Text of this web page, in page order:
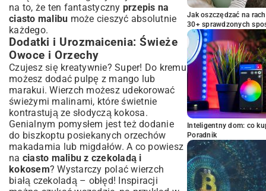
na to, że ten fantastyczny przepis na
ciasto malibu może cieszyć absolutnie
każdego.
Dodatki i Urozmaicenia: Świeże
Owoce i Orzechy
Czujesz się kreatywnie? Super! Do kremu
możesz dodać pulpę z mango lub
marakui. Wierzch możesz udekorować
świeżymi malinami, które świetnie
kontrastują ze słodyczą kokosa.
Genialnym pomysłem jest też dodanie
do biszkoptu posiekanych orzechów
makadamia lub migdałów. A co powiesz
na ciasto malibu z czekoladą i
kokosem? Wystarczy polać wierzch
białą czekoladą – obłęd! Inspiracji
Jak oszczędzać na
30+ sprawdzonych
Inteligentny dom: co
Poradnik